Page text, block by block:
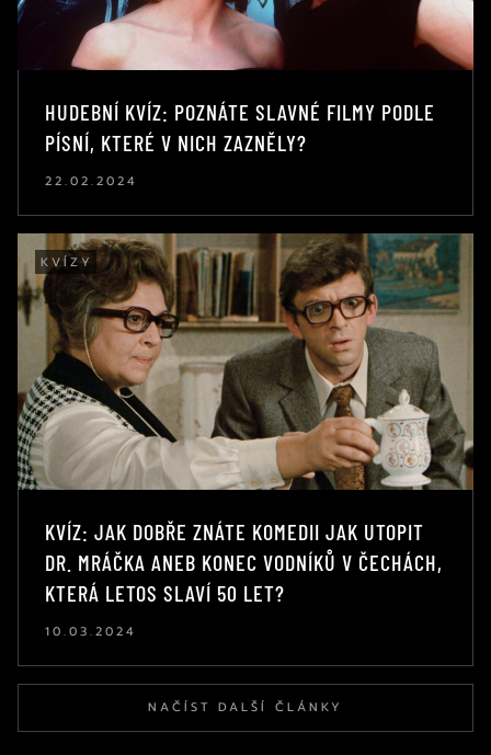
HUDEBNÍ KVÍZ: POZNÁTE SLAVNÉ FILMY PODLE
PÍSNÍ, KTERÉ V NICH ZAZNĚLY?
22.02.2024
KVÍZY
KVÍZ: JAK DOBŘE ZNÁTE KOMEDII JAK UTOPIT
DR. MRÁČKA ANEB KONEC VODNÍKŮ V ČECHÁCH,
KTERÁ LETOS SLAVÍ 50 LET?
10.03.2024
NAČÍST DALŠÍ ČLÁNKY